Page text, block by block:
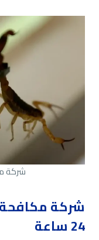
شركة
شركة مكافحة
24 ساعة